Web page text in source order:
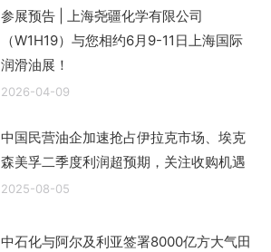
参展预告 | 上海尧疆化学有限公司
（W1H19）与您相约6月9-11日上海国际
润滑油展！
2026-04-09
中国民营油企加速抢占伊拉克市场、埃克
森美孚二季度利润超预期，关注收购机遇
2025-08-05
中石化与阿尔及利亚签署8000亿方大气田